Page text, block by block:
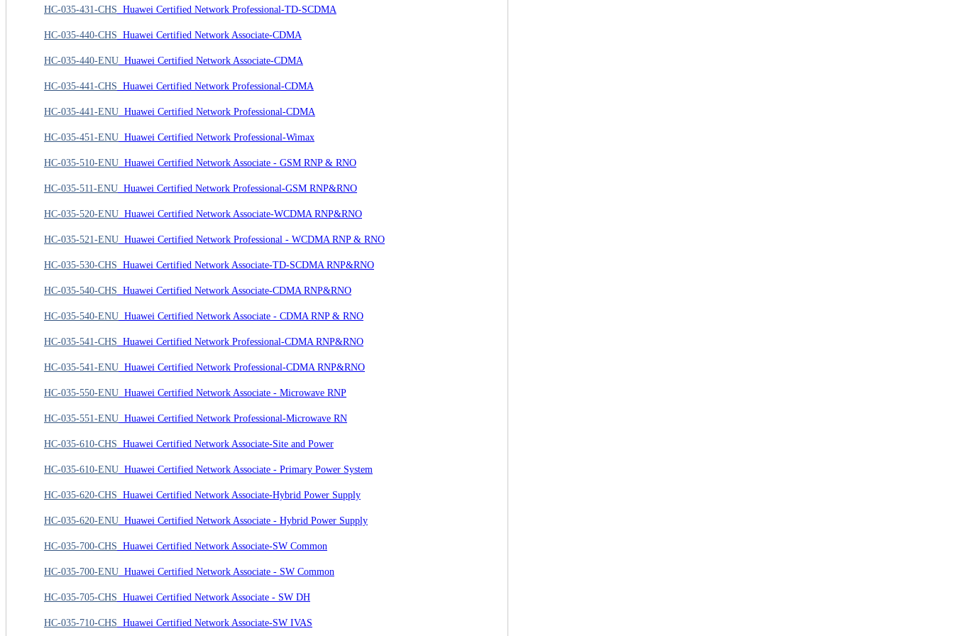
HC-035-431-CHS Huawei Certified Network Professional-TD-SCDMA
HC-035-440-CHS Huawei Certified Network Associate-CDMA
HC-035-440-ENU Huawei Certified Network Associate-CDMA
HC-035-441-CHS Huawei Certified Network Professional-CDMA
HC-035-441-ENU Huawei Certified Network Professional-CDMA
HC-035-451-ENU Huawei Certified Network Professional-Wimax
HC-035-510-ENU Huawei Certified Network Associate - GSM RNP & RNO
HC-035-511-ENU Huawei Certified Network Professional-GSM RNP&RNO
HC-035-520-ENU Huawei Certified Network Associate-WCDMA RNP&RNO
HC-035-521-ENU Huawei Certified Network Professional - WCDMA RNP & RNO
HC-035-530-CHS Huawei Certified Network Associate-TD-SCDMA RNP&RNO
HC-035-540-CHS Huawei Certified Network Associate-CDMA RNP&RNO
HC-035-540-ENU Huawei Certified Network Associate - CDMA RNP & RNO
HC-035-541-CHS Huawei Certified Network Professional-CDMA RNP&RNO
HC-035-541-ENU Huawei Certified Network Professional-CDMA RNP&RNO
HC-035-550-ENU Huawei Certified Network Associate - Microwave RNP
HC-035-551-ENU Huawei Certified Network Professional-Microwave RN
HC-035-610-CHS Huawei Certified Network Associate-Site and Power
HC-035-610-ENU Huawei Certified Network Associate - Primary Power System
HC-035-620-CHS Huawei Certified Network Associate-Hybrid Power Supply
HC-035-620-ENU Huawei Certified Network Associate - Hybrid Power Supply
HC-035-700-CHS Huawei Certified Network Associate-SW Common
HC-035-700-ENU Huawei Certified Network Associate - SW Common
HC-035-705-CHS Huawei Certified Network Associate - SW DH
HC-035-710-CHS Huawei Certified Network Associate-SW IVAS